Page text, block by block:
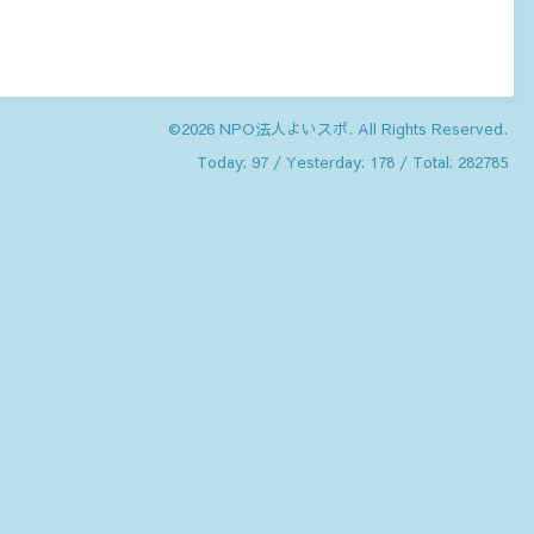
©2026 NPO法人よいスポ. All Rights Reserved.
Today: 97 / Yesterday: 178 / Total: 282785